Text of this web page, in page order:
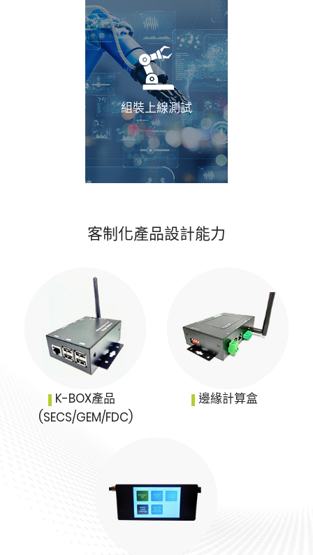
組裝上線測試
客制化產品設計能力
K-BOX產品
(SECS/GEM/FDC)
邊緣計算盒